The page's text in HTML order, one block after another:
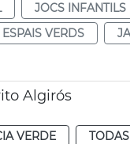
JOCS INFANTILS
ESPAIS VERDS
Algirós
VERDE